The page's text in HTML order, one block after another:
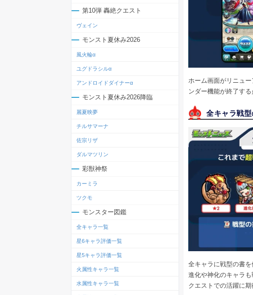
ホーム画面がリニュ
ンダー機能が終了する
全キャラ戦
全キャラに戦型の書
進化や神化のキャラ
クエストでの活躍に期
第10弾 轟絶クエスト
ヴェイン
モンスト夏休み2026
風火輪α
ユグドラシルα
アンドロイドダイナーα
モンスト夏休み2026降臨
麗夏映夢
チルサマーナ
佐宗リザ
ダルマツリン
彩獣神祭
カーミラ
ツクモ
モンスター図鑑
全キャラ一覧
星6キャラ評価一覧
星5キャラ評価一覧
火属性キャラ一覧
水属性キャラ一覧